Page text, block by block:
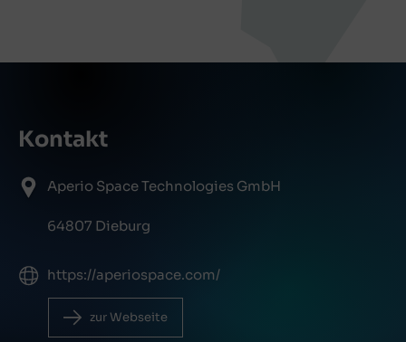
Kontakt
Aperio Space Technologies GmbH
64807 Dieburg
https://aperiospace.com/
zur Webseite